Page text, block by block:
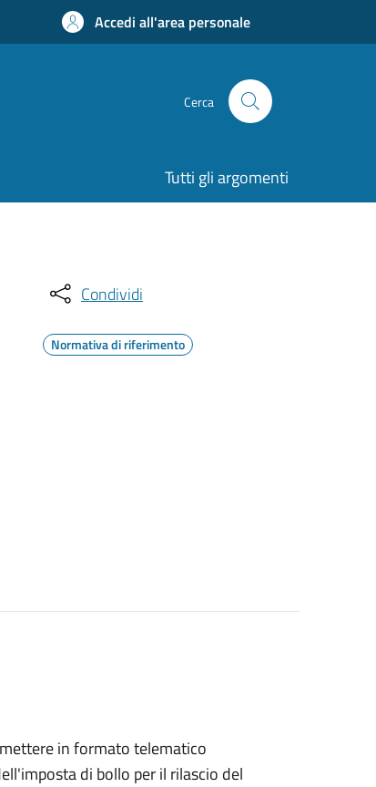
Accedi all'area personale
Cerca
Tutti gli argomenti
Condividi
Normativa di riferimento
in formato telematico
di bollo per il rilascio del